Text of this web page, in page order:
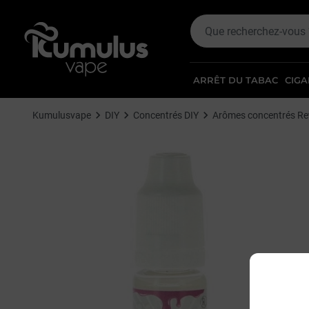
ARRÊT DU TABAC
Kumulusvape DIY Concentrés DIY Arômes concentrés